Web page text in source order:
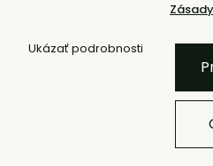
Úvod Značky Radua crystal
Radua crystal
Ukázať podrobnosti